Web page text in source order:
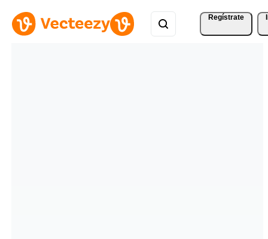
Regístrate